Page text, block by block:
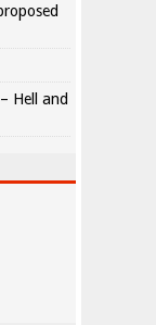
Hell and